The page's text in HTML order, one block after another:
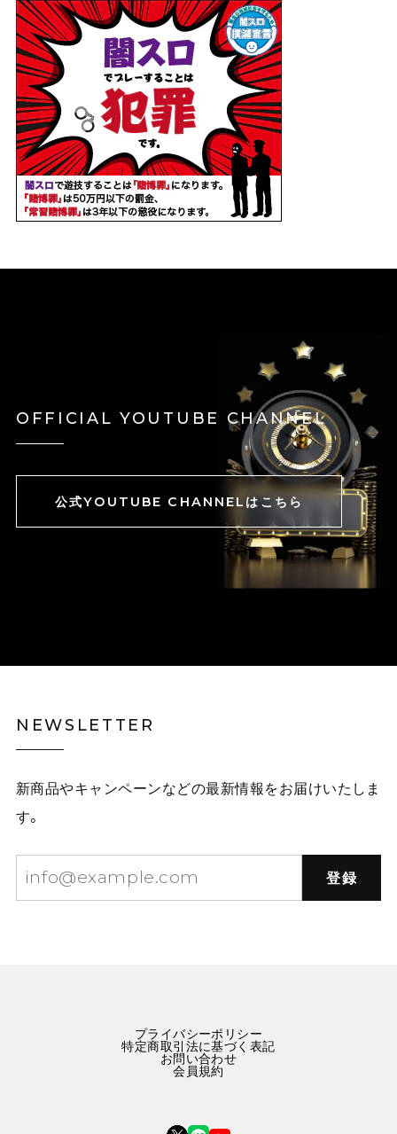
OFFICIAL YOUTUBE CHANNEL
公式YOUTUBE CHANNELはこちら
NEWSLETTER
新商品やキャンペーンなどの最新情報をお届けいたしま
す。
登録
プライバシーポリシー
特定商取引法に基づく表記
お問い合わせ
会員規約